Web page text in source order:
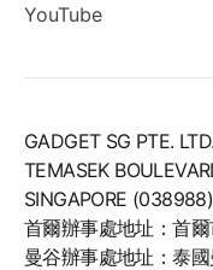
YouTube
GADGET SG PTE.
TEMASEK
SINGAPORE (038988)
首爾辦事處地址：首
曼谷辦事處地址：泰